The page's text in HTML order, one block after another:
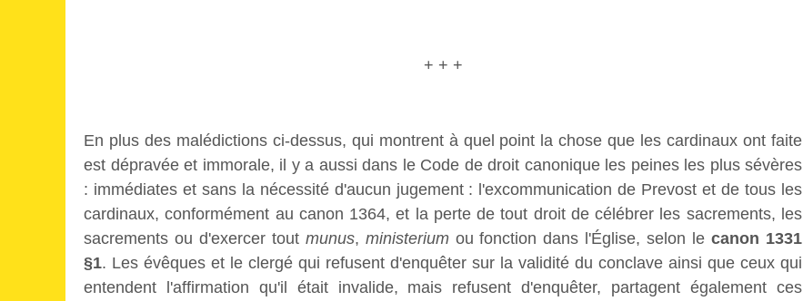
+ + +
En plus des malédictions ci-dessus, qui montrent à quel point la chose que les cardinaux ont faite
est dépravée et immorale, il y a aussi dans le Code de droit canonique les peines les plus sévères
: immédiates et sans la nécessité d'aucun jugement : l'excommunication de Prevost et de tous les
cardinaux, conformément au canon 1364, et la perte de tout droit de célébrer les sacrements, les
sacrements ou d'exercer tout munus, ministerium ou fonction dans l'Église, selon lecanon 1331
§1. Les évêques et le clergé qui refusent d'enquêter sur la validité du conclave ainsi que ceux qui
entendent l'affirmation qu'il était invalide, mais refusent d'enquêter, partagent également ces